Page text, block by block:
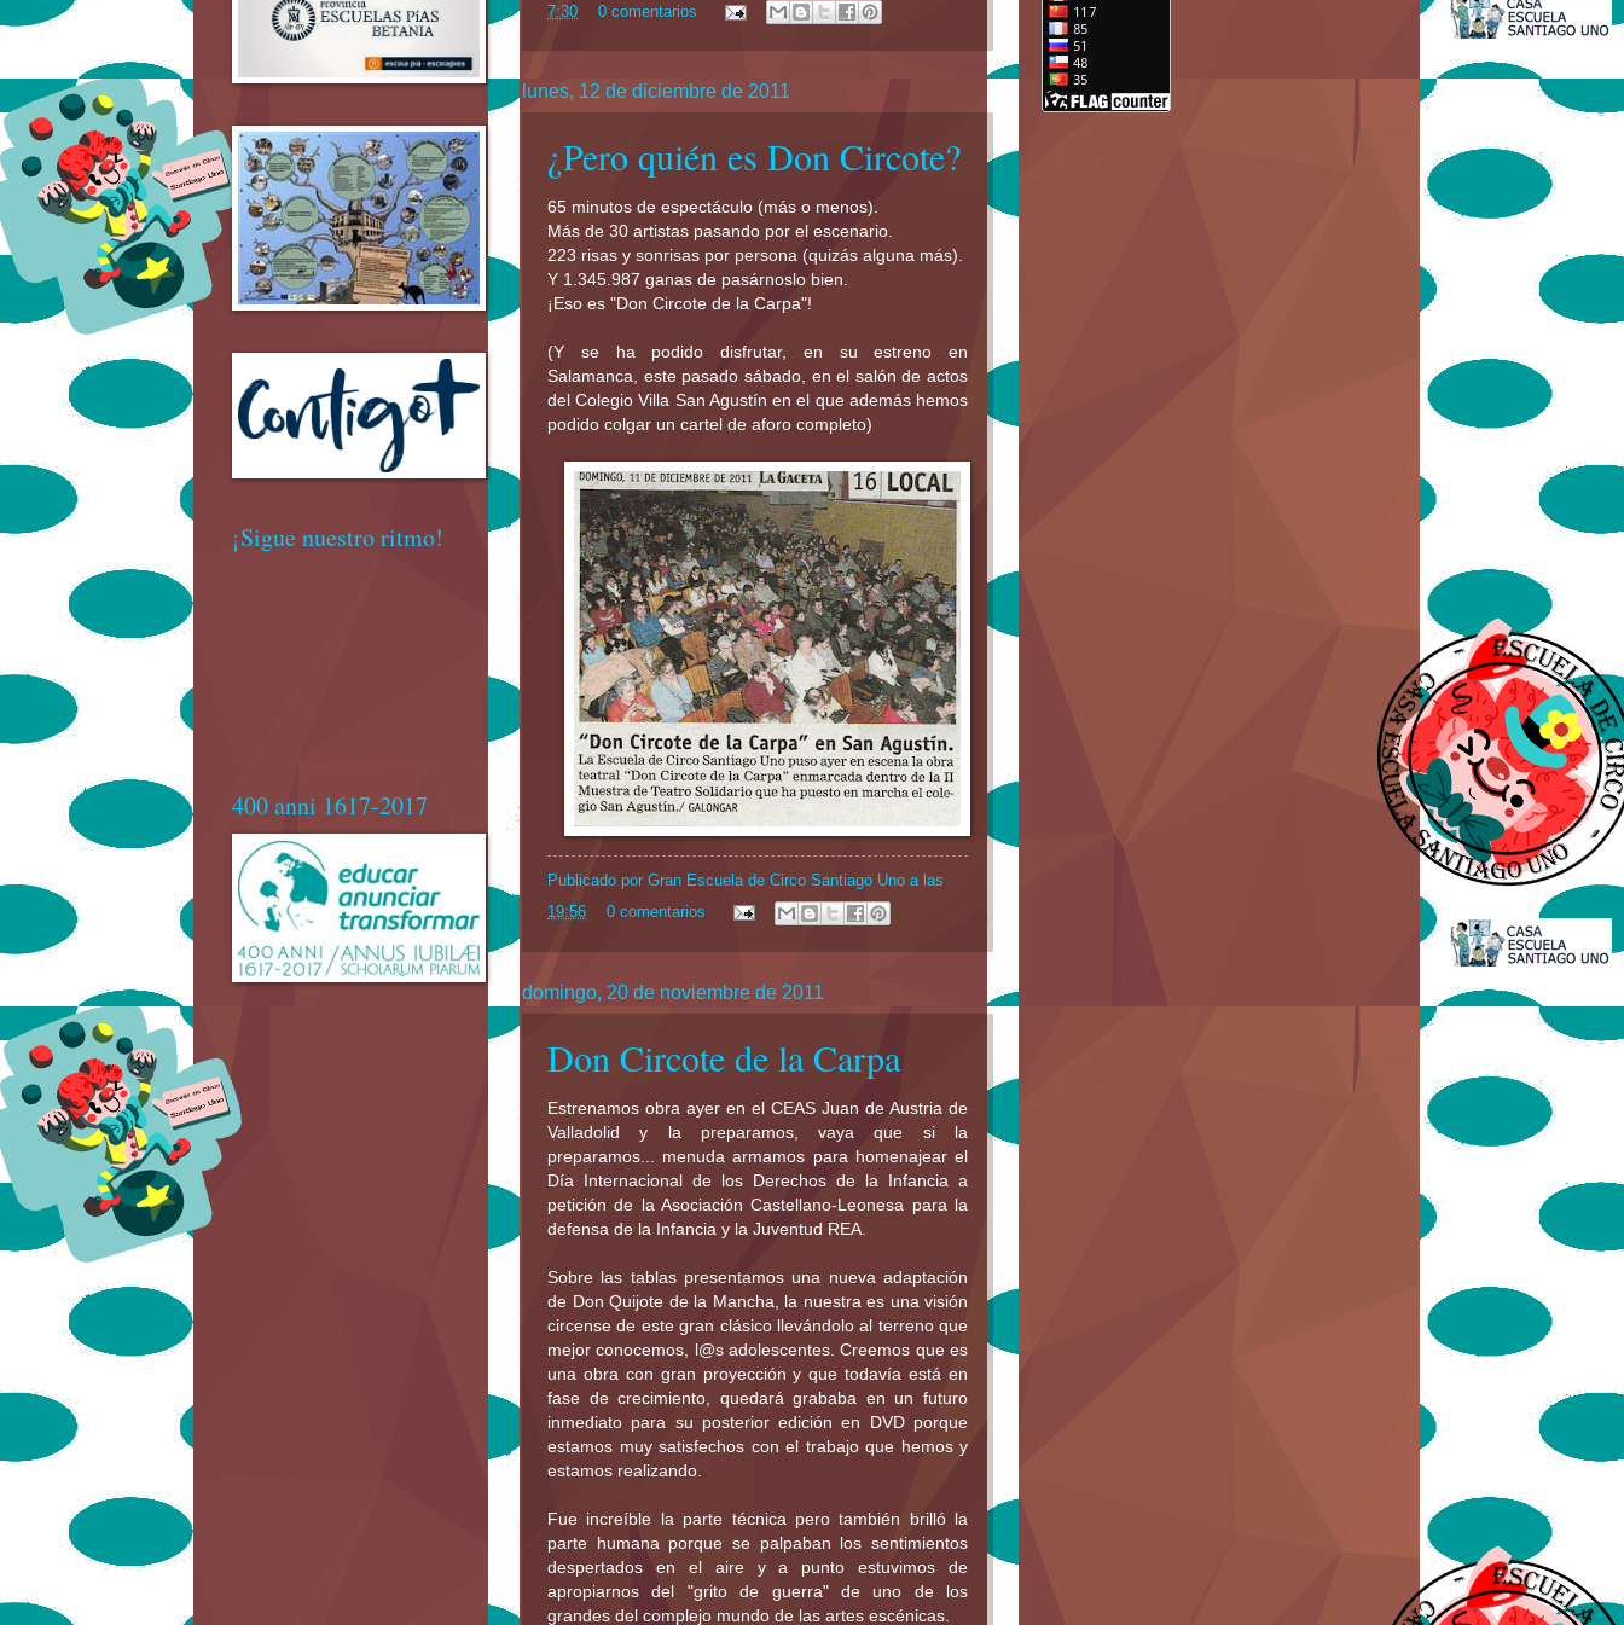
7:30
0 comentarios
lunes, 12 de diciembre de 2011
¿Pero quién es Don Circote?
65 minutos de espectáculo (más o menos).
Más de 30 artistas pasando por el escenario.
223 risas y sonrisas por persona (quizás alguna más).
Y 1.345.987 ganas de pasárnoslo bien.
¡Eso es "Don Circote de la Carpa"!
(Y se ha podido disfrutar, en su estreno en
Salamanca, este pasado sábado, en el salón de actos
del Colegio Villa San Agustín en el que además hemos
podido colgar un cartel de aforo completo)
Publicado por Gran Escuela de Circo Santiago Uno a las
19:56
0 comentarios
domingo, 20 de noviembre de 2011
Don Circote de la Carpa
Estrenamos obra ayer en el CEAS Juan de Austria de
Valladolid y la preparamos, vaya que si la
preparamos... menuda armamos para homenajear el
Día Internacional de los Derechos de la Infancia a
petición de la Asociación Castellano-Leonesa para la
defensa de la Infancia y la Juventud REA.
Sobre las tablas presentamos una nueva adaptación
de Don Quijote de la Mancha, la nuestra es una visión
circense de este gran clásico llevándolo al terreno que
mejor conocemos, l@s adolescentes. Creemos que es
una obra con gran proyección y que todavía está en
fase de crecimiento, quedará grababa en un futuro
inmediato para su posterior edición en DVD porque
estamos muy satisfechos con el trabajo que hemos y
estamos realizando.
Fue increíble la parte técnica pero también brilló la
parte humana porque se palpaban los sentimientos
despertados en el aire y a punto estuvimos de
apropiarnos del "grito de guerra" de uno de los
grandes del complejo mundo de las artes escénicas.
¡Sigue nuestro ritmo!
400 anni 1617-2017